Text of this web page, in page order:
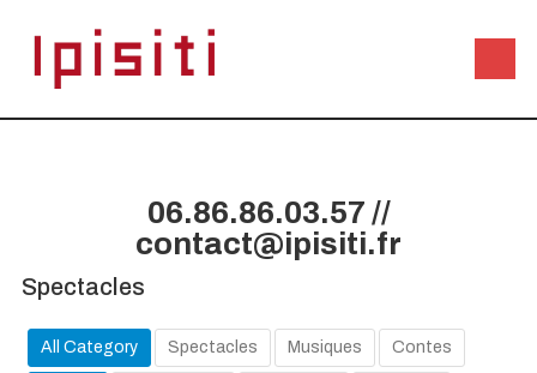
06.86.86.03.57 //
contact@ipisiti.fr
Spectacles
All Category Spectacles Musiques Contes